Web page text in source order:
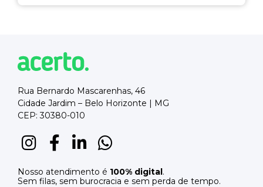
Rua Bernardo Mascarenhas, 46
Cidade Jardim – Belo Horizonte | MG
CEP: 30380-010
Nosso atendimento é 100% digital.
Sem filas, sem burocracia e sem perda de tempo.